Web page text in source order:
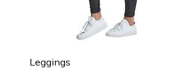
Leggings